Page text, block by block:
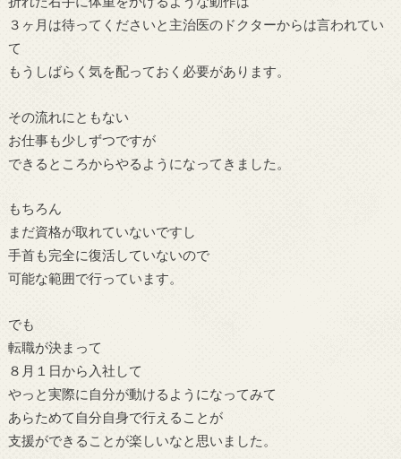
３ヶ月は待ってくださいと主治医のドクターからは言われてい
て
もうしばらく気を配っておく必要があります。
その流れにともない
お仕事も少しずつですが
できるところからやるようになってきました。
もちろん
まだ資格が取れていないですし
手首も完全に復活していないので
可能な範囲で行っています。
でも
転職が決まって
８月１日から入社して
やっと実際に自分が動けるようになってみて
あらためて自分自身で行えることが
支援ができることが楽しいなと思いました。